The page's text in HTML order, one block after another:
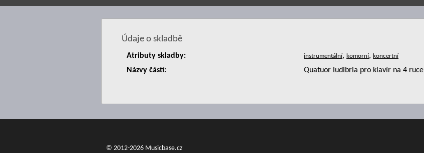
Údaje o skladbě
Atributy skladby: ,
,
Názvy částí:
Quatuor ludibria pro klavír na 4 ruce
© 2012-2026 Musicbase.cz